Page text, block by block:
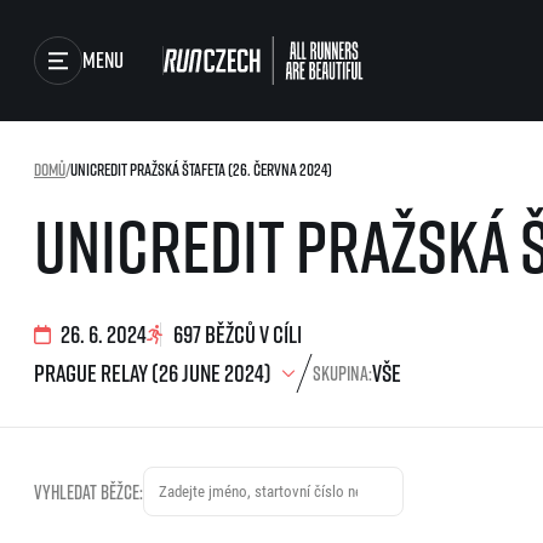
Menu
Závody
Výsledky
Foto & Video
RunCzech Store
Běžecká liga
O běžecké lize
projekt SuperHalfs
UniCredit Pražská
Domů/UniCredit Pražská štafeta (26. června 2024)
26. 6. 2024 697 běžců v cíli
Skupina:
Vyhledat běžce: